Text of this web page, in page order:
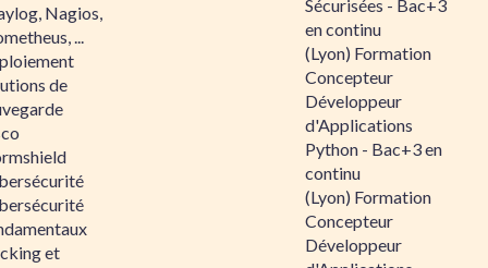
Nagios,
...
de
et
Sécurisées - Bac+3
en continu
(Lyon) Formation
Concepteur
Développeur
d'Applications
Python - Bac+3 en
continu
(Lyon) Formation
Concepteur
Développeur